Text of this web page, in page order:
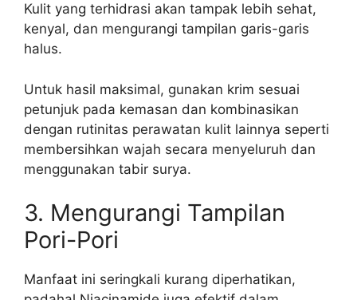
Kulit yang terhidrasi akan tampak lebih sehat,
kenyal, dan mengurangi tampilan garis-garis
halus.
Untuk hasil maksimal, gunakan krim sesuai
petunjuk pada kemasan dan kombinasikan
dengan rutinitas perawatan kulit lainnya seperti
membersihkan wajah secara menyeluruh dan
menggunakan tabir surya.
3. Mengurangi Tampilan
Pori-Pori
Manfaat ini seringkali kurang diperhatikan,